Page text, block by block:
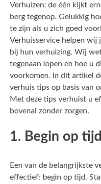
Verhuizen: de één kijkt
berg tegenop. Gelukkig
te zijn als u zich goed
Verhuisservice helpen wij
bij hun verhuizing. Wij
tegenaan lopen en hoe u
voorkomen. In dit artikel
verhuis tips op basis van
Met deze tips verhuist u
bovenal zonder zorgen.
1. Begin op
Een van de belangrijkste
effectief: begin op tijd.